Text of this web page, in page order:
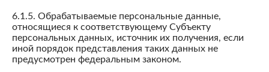
6.1.5. Обрабатываемые персональные данные,
относящиеся к соответствующему Субъекту
персональных данных, источник их получения, если
иной порядок представления таких данных не
предусмотрен федеральным законом.